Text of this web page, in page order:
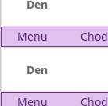
Den
Menu Chod
Den
Menu Chod